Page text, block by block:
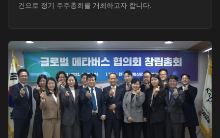
건으로 정기 주주총회를 개최하고자 합니다.